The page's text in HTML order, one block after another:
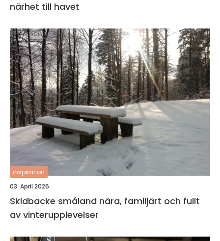
närhet till havet
inspiration
03. April 2026
Skidbacke småland nära, familjärt och fullt
av vinterupplevelser